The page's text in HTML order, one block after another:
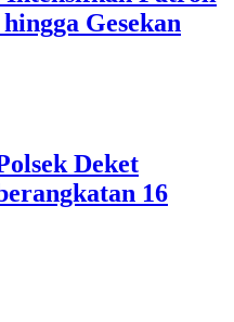
Gesekan
Deket
16